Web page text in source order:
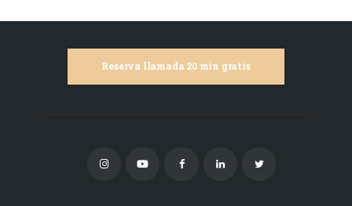
Reserva llamada 20 min gratis